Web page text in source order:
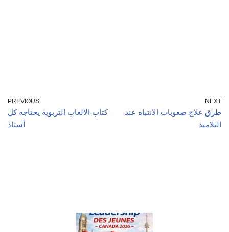
PREVIOUS
كتاب الالعاب التربوية يحتاجه كل
أستاذ
NEXT
طرق علاج صعوبات الانتباه عند
التلاميذ